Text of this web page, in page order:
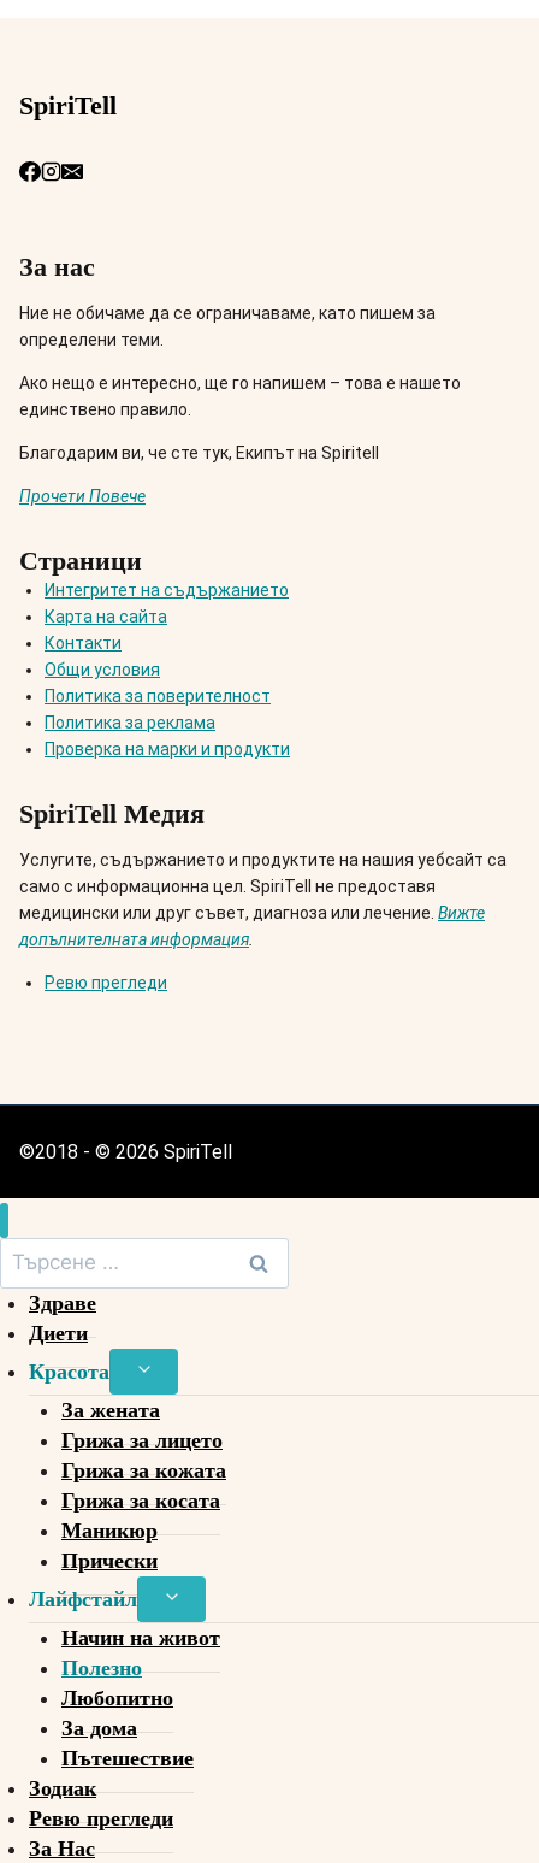
SpiriTell
За нас
Ние не обичаме да се ограничаваме, като пишем за
определени теми.
Ако нещо е интересно, ще го напишем – това е нашето
единствено правило.
Благодарим ви, че сте тук, Екипът на Spiritell
Прочети Повече
Страници
Интегритет на съдържанието
Карта на сайта
Контакти
Общи условия
Политика за поверителност
Политика за реклама
Проверка на марки и продукти
SpiriTell Медия
Услугите, съдържанието и продуктите на нашия уебсайт са
само с информационна цел. SpiriTell не предоставя
медицински или друг съвет, диагноза или лечение. Вижте
допълнителната информация
Ревю прегледи
©2018 - © 2026 SpiriTell
Търсене
за:
Здраве
Диети
Красота
Toggle
child
menu
За жената
Грижа за лицето
Грижа за кожата
Грижа за косата
Маникюр
Прически
Лайфстайл
Toggle
child
menu
Начин на живот
Полезно
Любопитно
За дома
Пътешествие
Зодиак
Ревю прегледи
За Нас